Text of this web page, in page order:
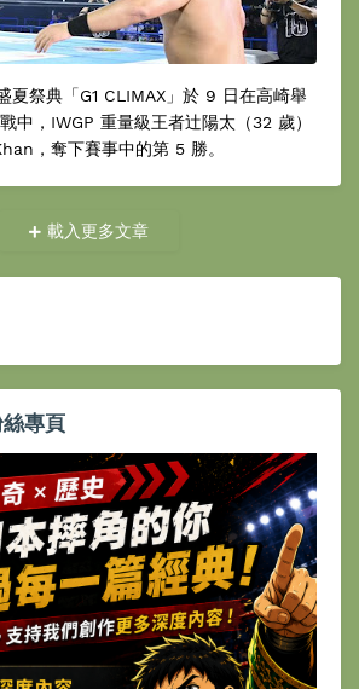
夏祭典「G1 CLIMAX」於 9 日在高崎舉
中，IWGP 重量級王者辻陽太（32 歲）
，奪下賽事中的第 5 勝。
載入更多文章
專頁